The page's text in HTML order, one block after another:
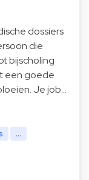
dossiers
die
bijscholing
een goede
Je job…
...